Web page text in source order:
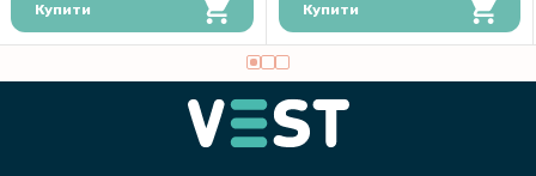
Протиударна гідрогелева плівка Hydrogel Film для Samsung Galaxy
M23, Transparent
159 грн
199 грн
Купити Купити